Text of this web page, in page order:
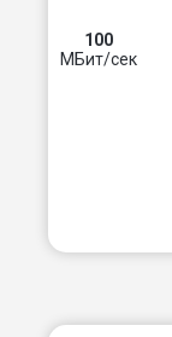
100
МБит/сек